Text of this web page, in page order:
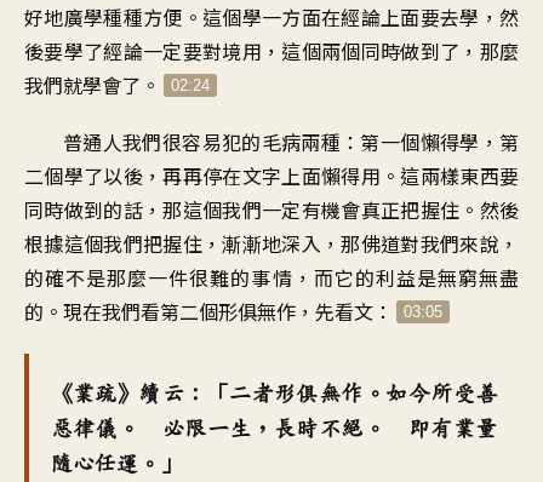
好地廣學種種方便。這個學一方面在經論上面要去學，然
後要學了經論一定要對境用，這個兩個同時做到了，那麼
我們就學會了。
02:24
普通人我們很容易犯的毛病兩種：第一個懶得學，第
二個學了以後，再再停在文字上面懶得用。這兩樣東西要
同時做到的話，那這個我們一定有機會真正把握住。然後
根據這個我們把握住，漸漸地深入，那佛道對我們來說，
的確不是那麼一件很難的事情，而它的利益是無窮無盡
的。現在我們看第二個形俱無作，先看文：
03:05
《業疏》續云：「二者形俱無作。如今所受善
惡律儀。 必限一生，長時不絕。 即有業量
隨心任運。」